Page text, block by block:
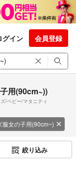
グイン 会員登録
用(90cm~))
/ベビー/マタニティ
服女の子用(90cm~)
絞り込み